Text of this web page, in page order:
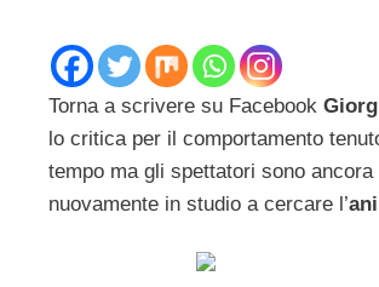
Torna a scrivere su Facebook
lo critica per il comportamento
tempo ma gli spettatori sono
nuovamente in studio a cercare l’